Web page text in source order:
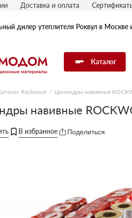
дилер утеплителя Роквул в Москве
Каталог
Утеплитель Rockwool
Утеплитель Технониколь
Доставка и оплата
Rockwool Цилиндры навивные
навивные
Поделиться